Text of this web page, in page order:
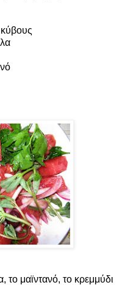
το μαϊντανό, το κρεμμύδι